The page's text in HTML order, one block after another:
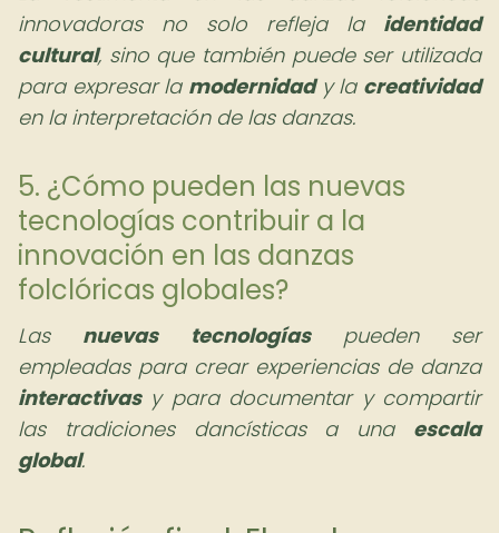
innovadoras no solo refleja la identidad
cultural, sino que también puede ser utilizada
para expresar la modernidady la creatividad
en la interpretación de las danzas.
5. ¿Cómo pueden las nuevas
tecnologías contribuir a la
innovación en las danzas
folclóricas globales?
Las nuevas tecnologíaspueden ser
empleadas para crear experiencias de danza
interactivasy para documentar y compartir
las tradiciones dancísticas a una escala
global.